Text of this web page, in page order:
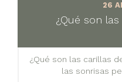
26
¿Qué son
¿Qué son las carillas
las sonrisas